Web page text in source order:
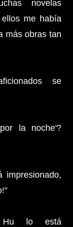
novelas
me había
más obras tan
se
la noche'?
Hu lo está